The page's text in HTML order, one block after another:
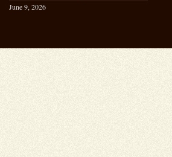
June 9, 2026